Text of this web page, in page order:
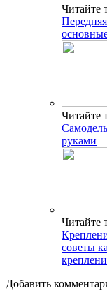
Читайте
Читайте
руками
Читайте
советы
Добавить